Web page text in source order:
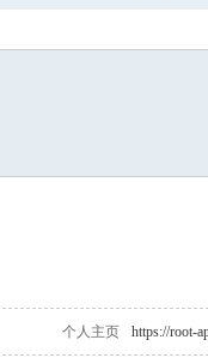
个人主页 https://root-